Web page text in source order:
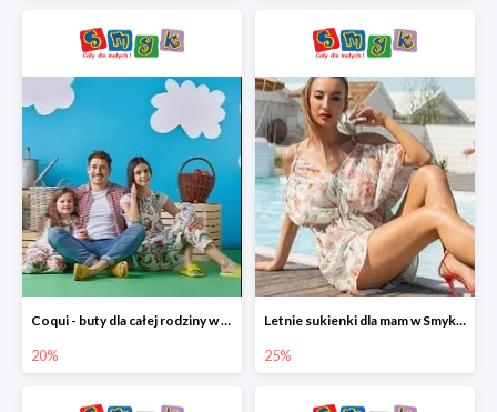
Coqui - buty dla całej rodziny w Smyku do -20%
20%
Letnie sukienki dla mam w Smyku do -25%
25%